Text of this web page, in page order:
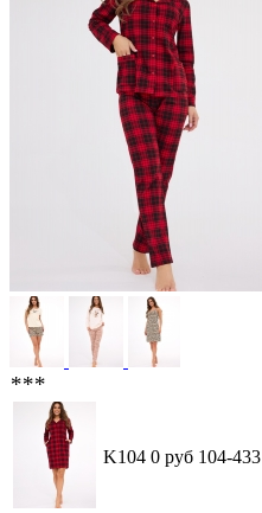
***
K104 0 руб 104-433